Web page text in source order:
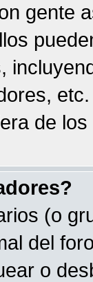
gente
de
(o
del
o